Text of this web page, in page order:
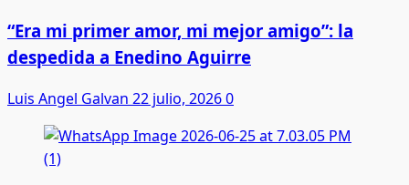
“Era mi primer amor, mi mejor amigo”: la
despedida a Enedino Aguirre
Luis Angel Galvan 22 julio, 20260